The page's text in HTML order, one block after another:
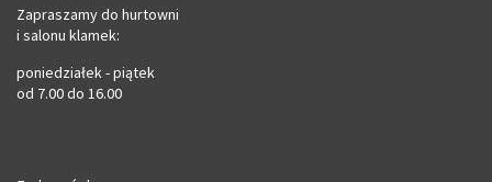
Zapraszamy do hurtowni
i salonu klamek:
poniedziałek - piątek
od 7.00 do 16.00